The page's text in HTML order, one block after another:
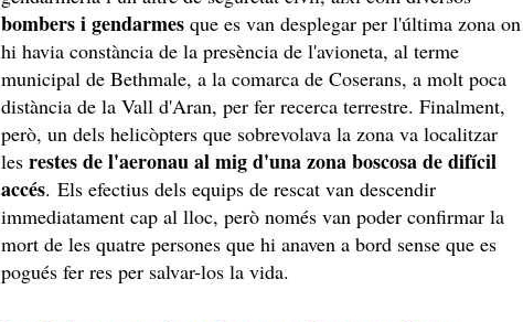
bombers i gendarmes que es van desplegar per l'última zona on
hi havia constància de la presència de l'avioneta, al terme
municipal de Bethmale, a la comarca de Coserans, a molt poca
distància de la Vall d'Aran, per fer recerca terrestre. Finalment,
però, un dels helicòpters que sobrevolava la zona va localitzar
lesrestes de l'aeronau al mig d'una zona boscosa de difícil
accés. Els efectius dels equips de rescat van descendir
immediatament cap al lloc, però només van poder confirmar la
mort de les quatre persones que hi anaven a bord sense que es
pogués fer res per salvar-los la vida.